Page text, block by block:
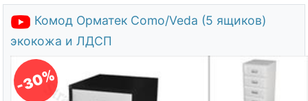
Комод Орматек Como/Veda (5 ящиков)
экокожа и ЛДСП
-30%